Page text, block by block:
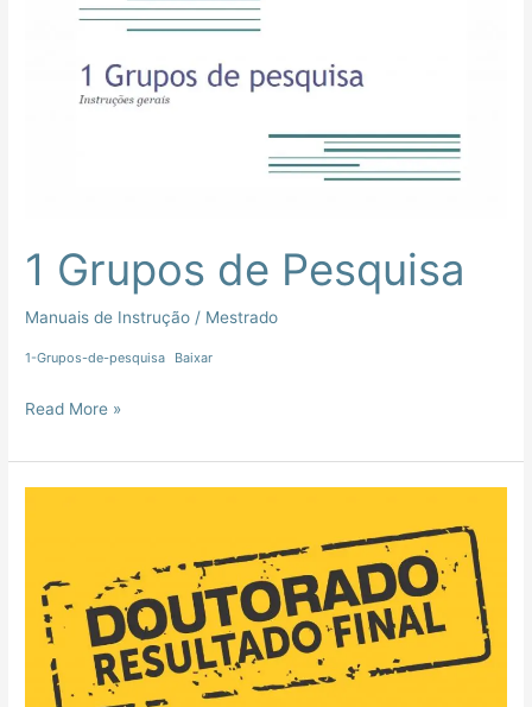
1 Grupos de Pesquisa
Manuais de Instrução / Mestrado
1-Grupos-de-pesquisa Baixar
Read More »
APROVADOS
DOUTORADO